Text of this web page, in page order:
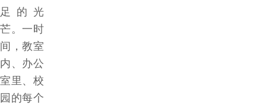
足的光
芒。一时
间，教室
内、办公
室里、校
园的每个